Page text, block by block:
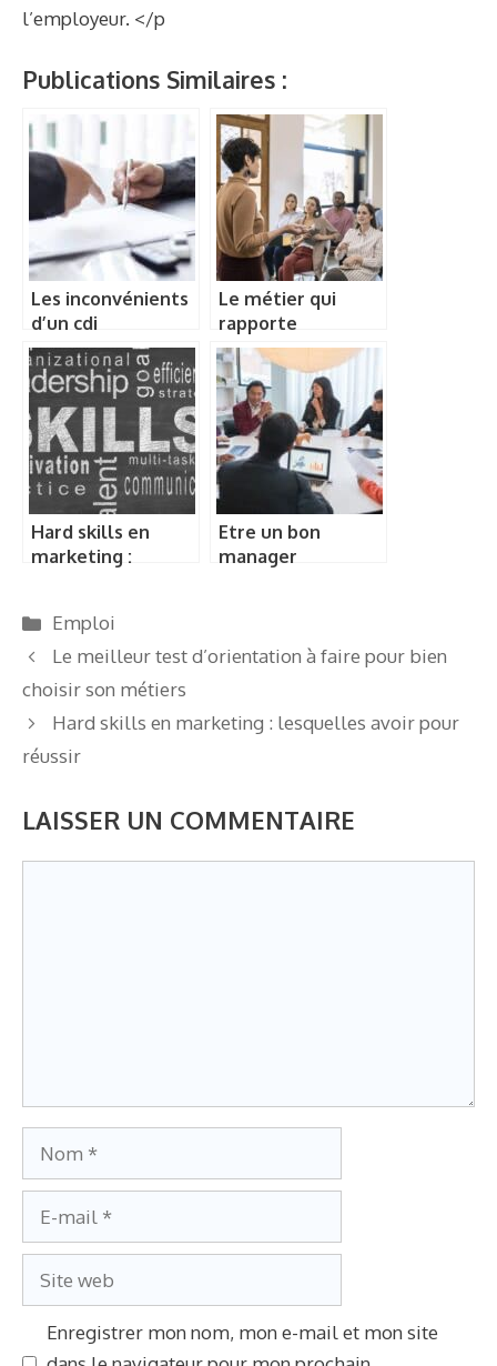
l’employeur. </p
Publications Similaires :
Les inconvénients
d’un cdi
d’intérimaire
Le métier qui
rapporte
beaucoup d’argent
Hard skills en
marketing :
Etre un bon
manager
Catégories
Emploi
Le meilleur test d’orientation à faire pour bien
choisir son métiers
Hard skills en marketing : lesquelles avoir pour
réussir
LAISSER UN COMMENTAIRE
Enregistrer mon nom, mon e-mail et mon site